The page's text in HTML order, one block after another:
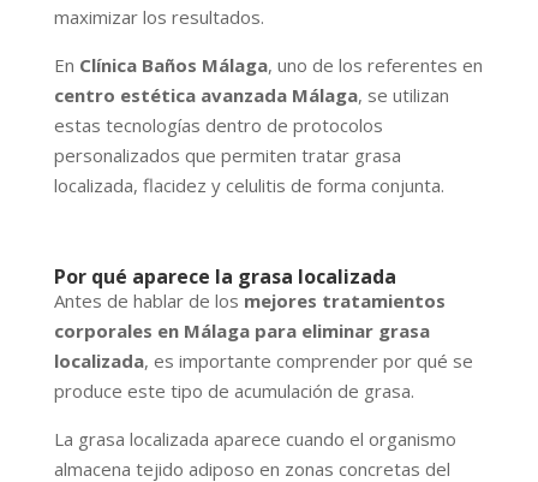
maximizar los resultados.
En Clínica Baños Málaga, uno de los referentes en
centro estética avanzada Málaga, se utilizan
estas tecnologías dentro de protocolos
personalizados que permiten tratar grasa
localizada, flacidez y celulitis de forma conjunta.
Por qué aparece la grasa localizada
Antes de hablar de los mejores tratamientos
corporales en Málaga para eliminar grasa
localizada, es importante comprender por qué se
produce este tipo de acumulación de grasa.
La grasa localizada aparece cuando el organismo
almacena tejido adiposo en zonas concretas del